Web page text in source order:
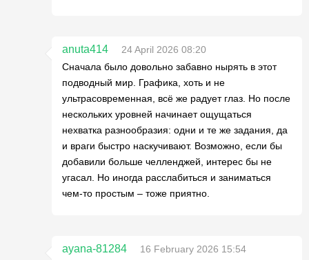
anuta414
24 April 2026 08:20
Сначала было довольно забавно нырять в этот
подводный мир. Графика, хоть и не
ультрасовременная, всё же радует глаз. Но после
нескольких уровней начинает ощущаться
нехватка разнообразия: одни и те же задания, да
и враги быстро наскучивают. Возможно, если бы
добавили больше челленджей, интерес бы не
угасал. Но иногда расслабиться и заниматься
чем-то простым – тоже приятно.
ayana-81284
16 February 2026 15:54